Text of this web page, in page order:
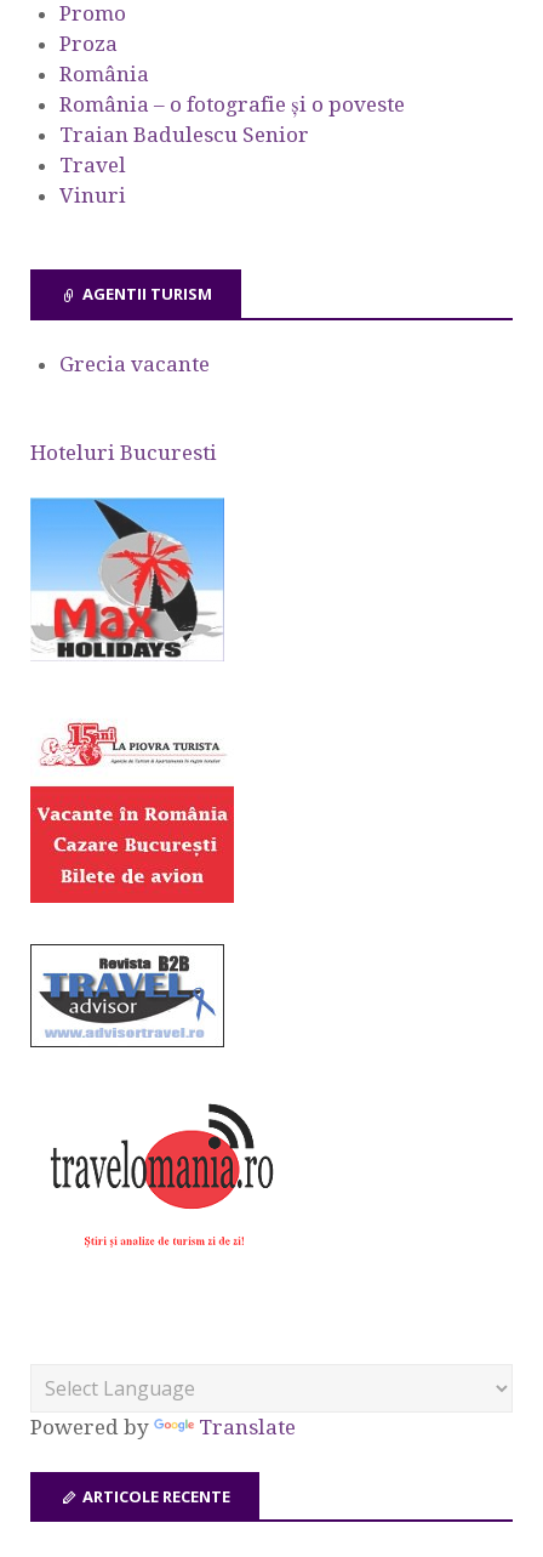
Promo
Proza
România
România – o fotografie şi o poveste
Traian Badulescu Senior
Travel
Vinuri
AGENTII TURISM
Grecia vacante
Hoteluri Bucuresti
Powered by Translate
ARTICOLE RECENTE